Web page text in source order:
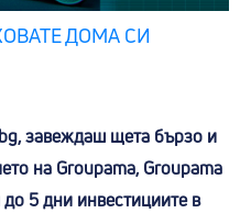
ДОМА СИ
завеждаш щета бързо и
на Groupama, Groupama
5 дни инвестициите в